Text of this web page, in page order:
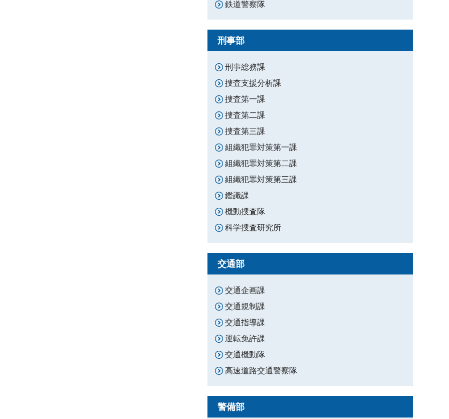
鉄道警察隊
刑事部
刑事総務課
捜査支援分析課
捜査第一課
捜査第二課
捜査第三課
組織犯罪対策第一課
組織犯罪対策第二課
組織犯罪対策第三課
鑑識課
機動捜査隊
科学捜査研究所
交通部
交通企画課
交通規制課
交通指導課
運転免許課
交通機動隊
高速道路交通警察隊
警備部